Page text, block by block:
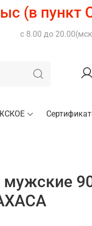
(в пункт
с 8.00 до